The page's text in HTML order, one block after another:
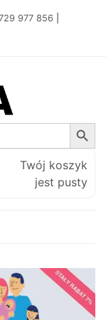
977 856
Search Button
Twój koszyk
jest pusty